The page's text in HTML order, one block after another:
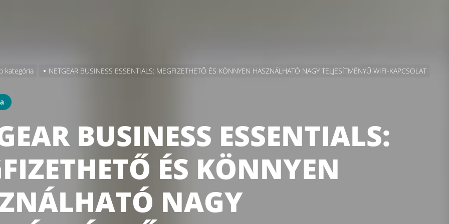
kategória NETGEAR BUSINESS ESSENTIALS: MEGFIZETHETŐ ÉS KÖNNYEN HASZNÁLHATÓ NAGY TELJESÍTMÉNYŰ WIFI-KAPCSOLAT
BUSINESS ESSENTIALS:
ÉS KÖNNYEN
NAGY